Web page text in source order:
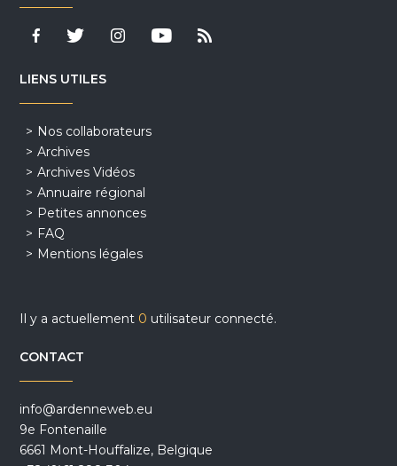
LIENS UTILES
Nos collaborateurs
Archives
Archives Vidéos
Annuaire régional
Petites annonces
FAQ
Mentions légales
Il y a actuellement 0 utilisateur connecté.
CONTACT
info@ardenneweb.eu
9e Fontenaille
6661 Mont-Houffalize, Belgique